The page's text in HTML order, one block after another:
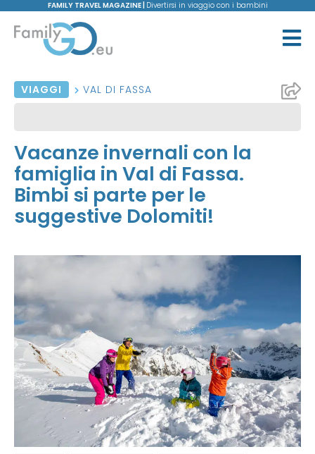
FAMILY TRAVEL MAGAZINE | Divertirsi in viaggio con i bambini
VIAGGI VAL DI FASSA
Vacanze invernali con la
famiglia in Val di Fassa.
Bimbi si parte per le
suggestive Dolomiti!